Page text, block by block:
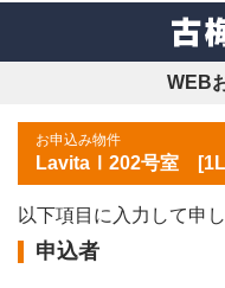
WEB
お申込み物件
LavitaⅠ202号室
以下項目に入力して申
申込者